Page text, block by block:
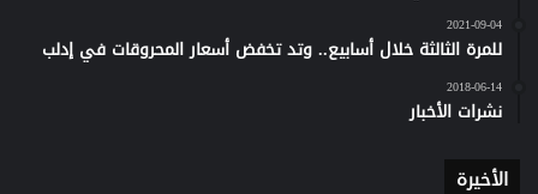
2021-09-04
للمرة الثالثة خلال أسابيع.. وتد تخفض أسعار المحروقات في إدلب
2018-06-14
نشرات الأخبار
الأخيرة